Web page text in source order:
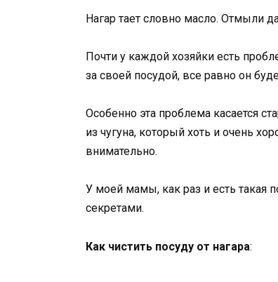
Нагар тает словно масло. Отмыли
Почти у каждой хозяйки есть
за своей посудой, все равно он
Особенно эта проблема касается
из чугуна, который хоть и очень
внимательно.
У моей мамы, как раз и есть такая
секретами.
Как чистить посуду от нагара: